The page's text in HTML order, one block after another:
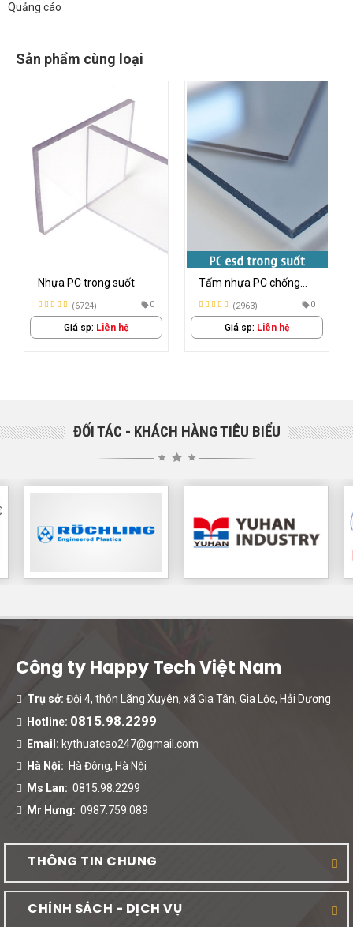
Quảng cáo
Sản phẩm cùng loại
Tấm nhựa PC chống
tĩnh điện(2963) 0
Giá sp: Liên hệ
Tấm nhựa PC Hàn
Quốc
(2745) 0
Giá sp: Liên hệ
ĐỐI TÁC - KHÁCH HÀNG TIÊU BIỂU
Công ty Happy Tech Việt Nam
Trụ sở: Đội 4, thôn Lãng Xuyên, xã Gia Tân, Gia Lộc, Hải Dương
Hotline: 0815.98.2299
Email: kythuatcao247@gmail.com
Hà Nội: Hà Đông, Hà Nội
Ms Lan: 0815.98.2299
Mr Hưng: 0987.759.089
THÔNG TIN CHUNG
CHÍNH SÁCH - DỊCH VỤ